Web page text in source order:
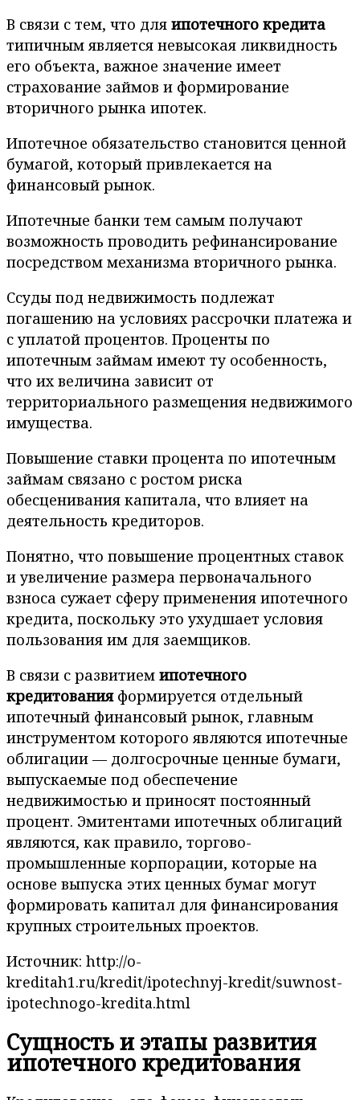
В связи с тем, что для ипотечного кредита
типичным является невысокая ликвидность
его объекта, важное значение имеет
страхование займов и формирование
вторичного рынка ипотек.
Ипотечное обязательство становится ценной
бумагой, который привлекается на
финансовый рынок.
Ипотечные банки тем самым получают
возможность проводить рефинансирование
посредством механизма вторичного рынка.
Ссуды под недвижимость подлежат
погашению на условиях рассрочки платежа и
с уплатой процентов. Проценты по
ипотечным займам имеют ту особенность,
что их величина зависит от
территориального размещения недвижимого
имущества.
Повышение ставки процента по ипотечным
займам связано с ростом риска
обесценивания капитала, что влияет на
деятельность кредиторов.
Понятно, что повышение процентных ставок
и увеличение размера первоначального
взноса сужает сферу применения ипотечного
кредита, поскольку это ухудшает условия
пользования им для заемщиков.
В связи с развитием ипотечного
кредитованияформируется отдельный
ипотечный финансовый рынок, главным
инструментом которого являются ипотечные
облигации — долгосрочные ценные бумаги,
выпускаемые под обеспечение
недвижимостью и приносят постоянный
процент. Эмитентами ипотечных облигаций
являются, как правило, торгово-
промышленные корпорации, которые на
основе выпуска этих ценных бумаг могут
формировать капитал для финансирования
крупных строительных проектов.
Источник: http://o-
kreditah1.ru/kredit/ipotechnyj-kredit/suwnost-
ipotechnogo-kredita.html
Сущность и этапы развития
ипотечного кредитования